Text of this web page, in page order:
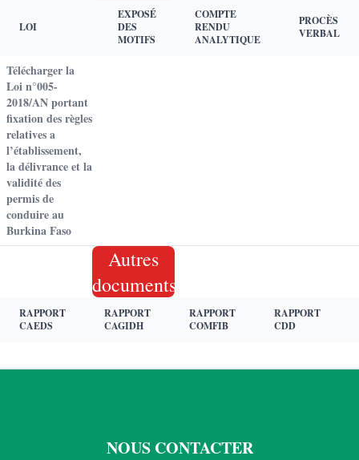
LOI
EXPOSÉ
DES
MOTIFS
COMPTE
RENDU
ANALYTIQUE
PROCÈS
VERBAL
Télécharger la
Loi n°005-
2018/AN portant
fixation des règles
relatives a
l’établissement,
la délivrance et la
validité des
permis de
conduire au
Burkina Faso
Autres
documents
RAPPORT
CAEDS
RAPPORT
CAGIDH
RAPPORT
COMFIB
RAPPORT
CDD
NOUS CONTACTER